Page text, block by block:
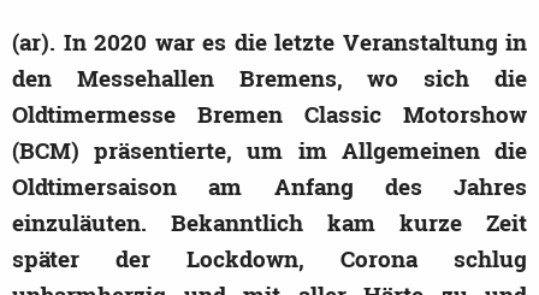
(ar). In 2020 war es die letzte Veranstaltung in
den Messehallen Bremens, wo sich die
Oldtimermesse Bremen Classic Motorshow
(BCM) präsentierte, um im Allgemeinen die
Oldtimersaison am Anfang des Jahres
einzuläuten. Bekanntlich kam kurze Zeit
später der Lockdown, Corona schlug